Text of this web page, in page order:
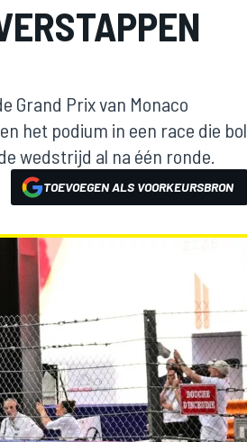
Grand Prix van Monaco
het podium in een race die bol
wedstrijd al na één ronde.
TOEVOEGEN ALS VOORKEURSBRON